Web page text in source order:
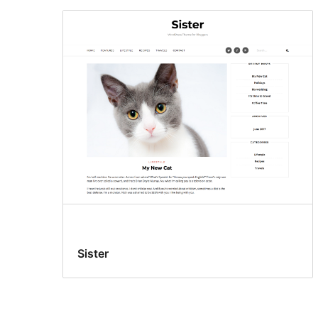
Sister